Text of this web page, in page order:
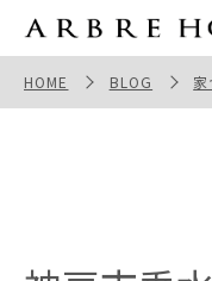
神戸市垂水区Ｔ様邸
HOME BLOG 家